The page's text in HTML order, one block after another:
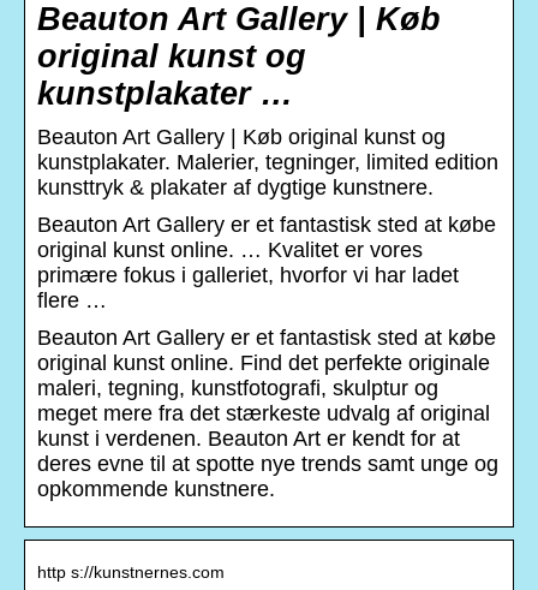
Beauton Art Gallery | Køb
original kunst og
kunstplakater …
Beauton Art Gallery | Køb original kunst og
kunstplakater. Malerier, tegninger, limited edition
kunsttryk & plakater af dygtige kunstnere.
Beauton Art Gallery er et fantastisk sted at købe
original kunst online. … Kvalitet er vores
primære fokus i galleriet, hvorfor vi har ladet
flere …
Beauton Art Gallery er et fantastisk sted at købe
original kunst online. Find det perfekte originale
maleri, tegning, kunstfotografi, skulptur og
meget mere fra det stærkeste udvalg af original
kunst i verdenen. Beauton Art er kendt for at
deres evne til at spotte nye trends samt unge og
opkommende kunstnere.
http s://kunstnernes.com